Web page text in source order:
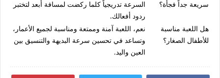
سريعة جداً فجأة؟
السرعة تدريجياً كلما ركضت لمسافة أبعد لتختبر
ردود أفعالك.
هل اللعبة مناسبة
للأطفال الصغار؟
نعم، اللعبة آمنة وممتعة ومناسبة لجميع الأعمار،
وتساعد في تحسين سرعة البديهة والتنسيق بين
العين واليد.